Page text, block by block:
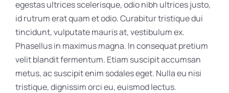
egestas ultrices scelerisque, odio nibh ultrices justo,
id rutrum erat quam et odio. Curabitur tristique dui
tincidunt, vulputate mauris at, vestibulum ex.
Phasellus in maximus magna. In consequat pretium
velit blandit fermentum. Etiam suscipit accumsan
metus, ac suscipit enim sodales eget. Nulla eu nisi
tristique, dignissim orci eu, euismod lectus.